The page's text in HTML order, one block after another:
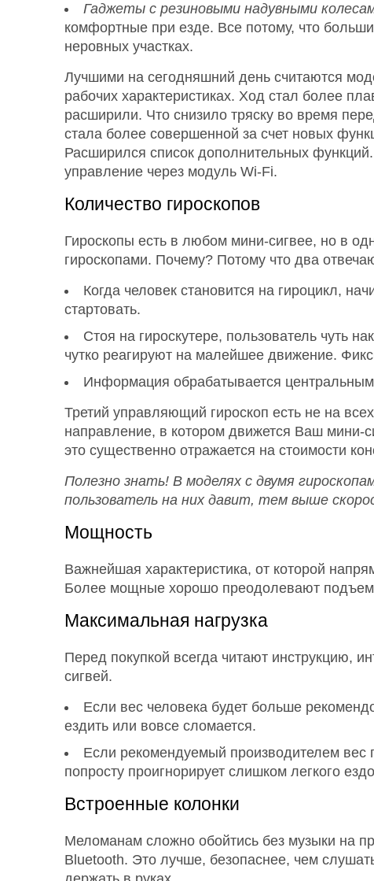
Гаджеты с резиновыми надувными
комфортные при езде. Все потому, что
неровных участках.
Лучшими на сегодняшний день считаются
рабочих характеристиках. Ход стал более
расширили. Что снизило тряску во время
стала более совершенной за счет новых
Расширился список дополнительных
управление через модуль Wi-Fi.
Количество гироскопов
Гироскопы есть в любом мини-сигвее, но в
гироскопами. Почему? Потому что два
Когда человек становится на гироцикл,
стартовать.
Стоя на гироскутере, пользователь чуть
чутко реагируют на малейшее движение.
Информация обрабатывается
Третий управляющий гироскоп есть не на
направление, в котором движется Ваш мини-
это существенно отражается на стоимости
Полезно знать! В моделях с двумя
пользователь на них давит, тем выше
Мощность
Важнейшая характеристика, от которой
Более мощные хорошо преодолевают
Максимальная нагрузка
Перед покупкой всегда читают инструкцию,
сигвей.
Если вес человека будет больше
ездить или вовсе сломается.
Если рекомендуемый производителем вес
попросту проигнорирует слишком легкого
Встроенные колонки
Меломанам сложно обойтись без музыки на
Bluetooth. Это лучше, безопаснее, чем